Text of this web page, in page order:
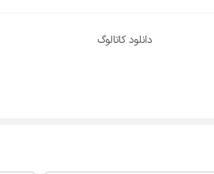
دانلود کاتالوگ